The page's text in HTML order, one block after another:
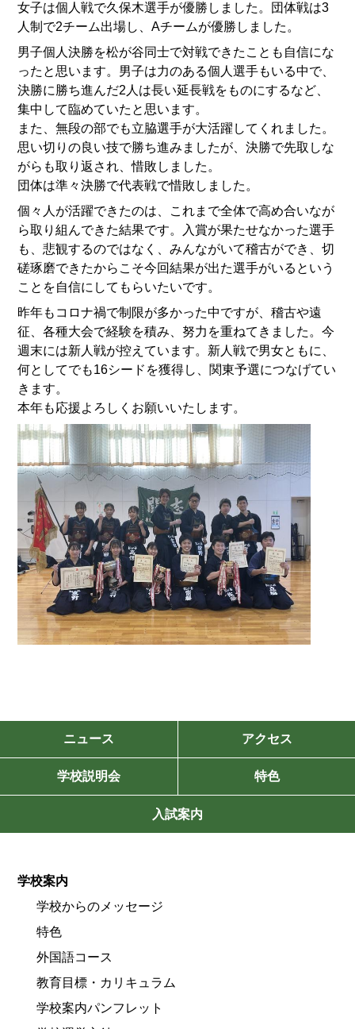
女子は個人戦で久保木選手が優勝しました。団体戦は3
人制で2チーム出場し、Aチームが優勝しました。
男子個人決勝を松が谷同士で対戦できたことも自信にな
ったと思います。男子は力のある個人選手もいる中で、
決勝に勝ち進んだ2人は長い延長戦をものにするなど、
集中して臨めていたと思います。
また、無段の部でも立脇選手が大活躍してくれました。
思い切りの良い技で勝ち進みましたが、決勝で先取しな
がらも取り返され、惜敗しました。
団体は準々決勝で代表戦で惜敗しました。
個々人が活躍できたのは、これまで全体で高め合いなが
ら取り組んできた結果です。入賞が果たせなかった選手
も、悲観するのではなく、みんながいて稽古ができ、切
磋琢磨できたからこそ今回結果が出た選手がいるという
ことを自信にしてもらいたいです。
昨年もコロナ禍で制限が多かった中ですが、稽古や遠
征、各種大会で経験を積み、努力を重ねてきました。今
週末には新人戦が控えています。新人戦で男女ともに、
何としてでも16シードを獲得し、関東予選につなげてい
きます。
本年も応援よろしくお願いいたします。
ニュース アクセス
学校説明会 特色
入試案内
学校案内
学校からのメッセージ
特色
外国語コース
教育目標・カリキュラム
学校案内パンフレット